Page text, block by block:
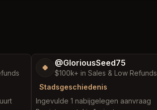
🍀 @GloriousSeed75
$100k+ in Sales & Low Refunds
Stadsgeschiedenis
Ingevulde 1 nabijgelegen aanvraag